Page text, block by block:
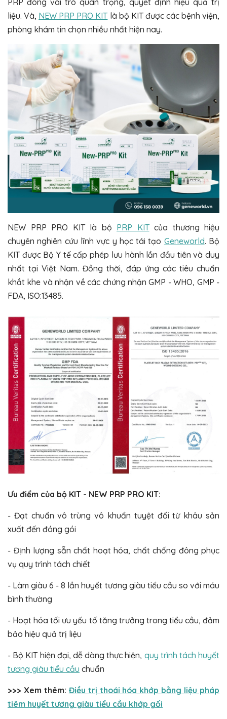
PRP đóng vai trò quan trọng, quyết định hiệu quả trị
liệu. Và, NEW PRP PRO KITlà bộ KIT được các bệnh viện,
phòng khám tin chọn nhiều nhất hiện nay.
NEW PRP PRO KIT là bộ PRP KITcủa thương hiệu
chuyên nghiên cứu lĩnh vực y học tái tạo Geneworld. Bộ
KIT được Bộ Y tế cấp phép lưu hành lần đầu tiên và duy
nhất tại Việt Nam. Đồng thời, đáp ứng các tiêu chuẩn
khắt khe và nhận về các chứng nhận GMP - WHO, GMP -
FDA, ISO:13485.
Ưu điểm của bộ KIT - NEW PRP PRO KIT:
- Đạt chuẩn vô trùng vô khuẩn tuyệt đối từ khâu sản
xuất đến đóng gói
- Định lượng sẵn chất hoạt hóa, chất chống đông phục
vụ quy trình tách chiết
- Làm giàu 6 - 8 lần huyết tương giàu tiểu cầu so với máu
bình thường
- Hoạt hóa tối ưu yếu tố tăng trưởng trong tiểu cầu, đảm
bảo hiệu quả trị liệu
- Bộ KIT hiện đại, dễ dàng thực hiện, quy trình tách huyết
tương giàu tiểu cầu chuẩn
>>> Xem thêm: Điều trị thoái hóa khớp bằng liệu pháp
tiêm huyết tương giàu tiểu cầu khớp gối